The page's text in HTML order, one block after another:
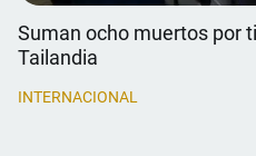
Suman ocho muertos por
Tailandia
INTERNACIONAL